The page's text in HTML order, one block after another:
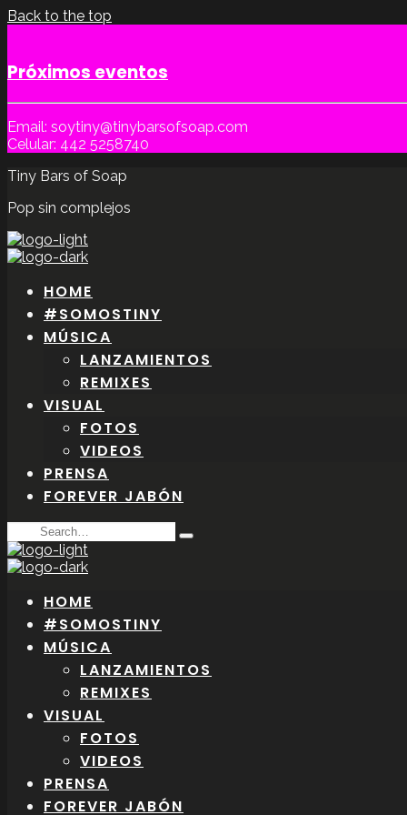
Back to the top
Próximos eventos
Email: soytiny@tinybarsofsoap.com
Celular: 442 5258740
Tiny Bars of Soap
Pop sin complejos
HOME
#SOMOSTINY
MÚSICA
LANZAMIENTOS
REMIXES
VISUAL
FOTOS
VIDEOS
PRENSA
FOREVER JABÓN
Search
for:
Type
HOME
#SOMOSTINY
MÚSICA
LANZAMIENTOS
REMIXES
VISUAL
FOTOS
VIDEOS
PRENSA
FOREVER JABÓN